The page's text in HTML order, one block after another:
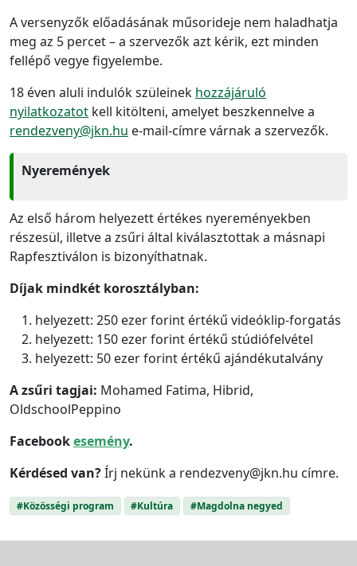
A versenyzők előadásának műsorideje nem haladhatja
meg az 5 percet – a szervezők azt kérik, ezt minden
fellépő vegye figyelembe.
18 éven aluli indulók szüleinek hozzájáruló
nyilatkozatot kell kitölteni, amelyet beszkennelve a
rendezveny@jkn.hu e-mail-címre várnak a szervezők.
Nyeremények
Az első három helyezett értékes nyereményekben
részesül, illetve a zsűri által kiválasztottak a másnapi
Rapfesztiválon is bizonyíthatnak.
Díjak mindkét korosztályban:
helyezett: 250 ezer forint értékű videóklip-forgatás
helyezett: 150 ezer forint értékű stúdiófelvétel
helyezett: 50 ezer forint értékű ajándékutalvány
A zsűri tagjai: Mohamed Fatima, Hibrid,
OldschoolPeppino
Facebookesemény.
Kérdésed van?Írj nekünk a rendezveny@jkn.hu címre.
#Közösségi program #Kultúra #Magdolna negyed